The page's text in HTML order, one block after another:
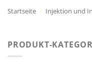
Startseite / Injektion und
PRODUKT-